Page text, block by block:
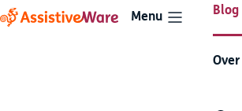
Menu
Blog
Overstappen van